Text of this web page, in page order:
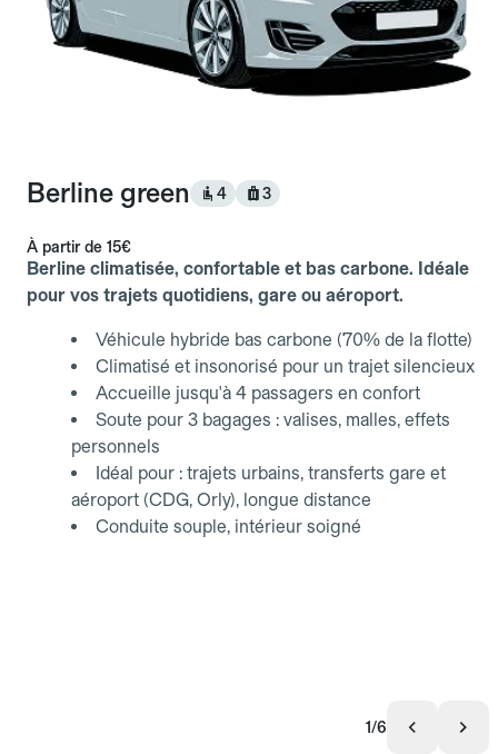
Berline green 4 3
À partir de 15€
Berline climatisée, confortable et bas carbone. Idéale
pour vos trajets quotidiens, gare ou aéroport.
Véhicule hybride bas carbone (70% de la flotte)
Climatisé et insonorisé pour un trajet silencieux
Accueille jusqu'à 4 passagers en confort
Soute pour 3 bagages : valises, malles, effets
personnels
Idéal pour : trajets urbains, transferts gare et
aéroport (CDG, Orly), longue distance
Conduite souple, intérieur soigné
1/6